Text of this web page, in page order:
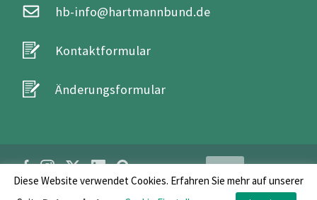
hb-info@hartmannbund.de
Kontaktformular
Änderungsformular
Login
Diese Website verwendet Cookies. Erfahren Sie mehr auf unserer